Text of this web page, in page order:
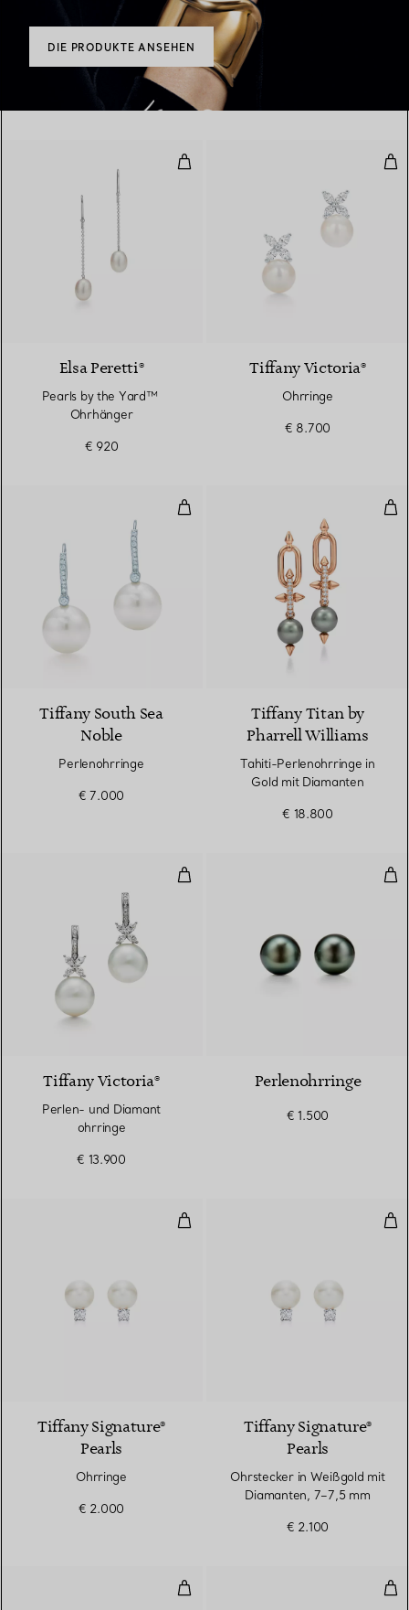
DIE PRODUKTE ANSEHEN
Pearls by the Yard™ ​​Ohrhänger
Elsa Peretti®
Pearls by the Yard™ ​​
Ohrhänger
€ 920
Tiffany Victoria®
Ohrringe
€ 8.700
Perlenohrringe
Tiffany South Sea
Noble
Perlenohrringe
€ 7.000
Tiffany Titan by
Pharrell Williams
Tahiti-Perlenohrringe in
Gold mit Diamanten
€ 18.800
Perlen- und Diamant ohrringe
Tiffany Victoria®
Perlen- und Diamant
ohrringe
€ 13.900
Perlenohrringe
€ 1.500
Ohrringe
Tiffany Signature®
Pearls
Ohrringe
€ 2.000
Tiffany Signature®
Pearls
Ohrstecker in Weißgold mit
Diamanten, 7–7,5 mm
€ 2.100
Ohrringe